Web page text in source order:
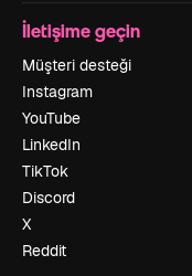
İletişime geçin
Müşteri desteği
Instagram
YouTube
LinkedIn
TikTok
Discord
X
Reddit